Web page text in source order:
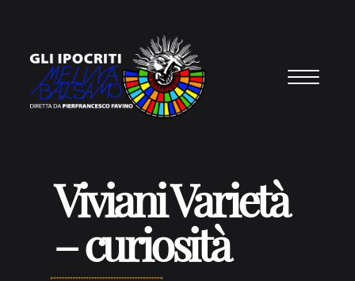
Viviani Varietà
– curiosità